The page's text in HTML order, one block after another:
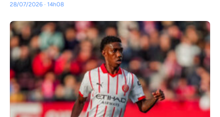
28/07/2026 · 14h08